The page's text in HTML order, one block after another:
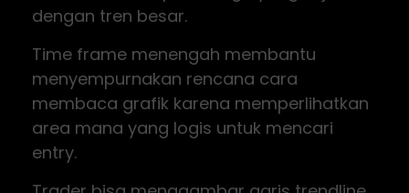
dengan tren besar.
Time frame menengah membantu
menyempurnakan rencana cara
membaca grafik karena memperlihatkan
area mana yang logis untuk mencari
entry.